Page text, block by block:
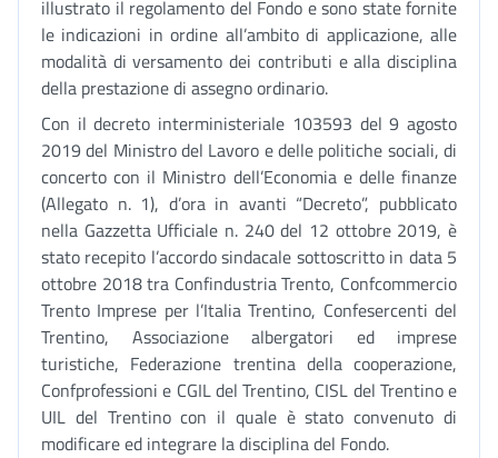
illustrato il regolamento del Fondo e sono state fornite
le indicazioni in ordine all’ambito di applicazione, alle
modalità di versamento dei contributi e alla disciplina
della prestazione di assegno ordinario.
Con il decreto interministeriale 103593 del 9 agosto
2019 del Ministro del Lavoro e delle politiche sociali, di
concerto con il Ministro dell’Economia e delle finanze
(Allegato n. 1), d’ora in avanti “Decreto”, pubblicato
nella Gazzetta Ufficiale n. 240 del 12 ottobre 2019, è
stato recepito l’accordo sindacale sottoscritto in data 5
ottobre 2018 tra Confindustria Trento, Confcommercio
Trento Imprese per l’Italia Trentino, Confesercenti del
Trentino, Associazione albergatori ed imprese
turistiche, Federazione trentina della cooperazione,
Confprofessioni e CGIL del Trentino, CISL del Trentino e
UIL del Trentino con il quale è stato convenuto di
modificare ed integrare la disciplina del Fondo.